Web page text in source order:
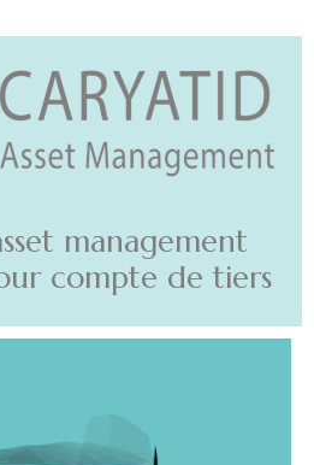
management
compte de tiers